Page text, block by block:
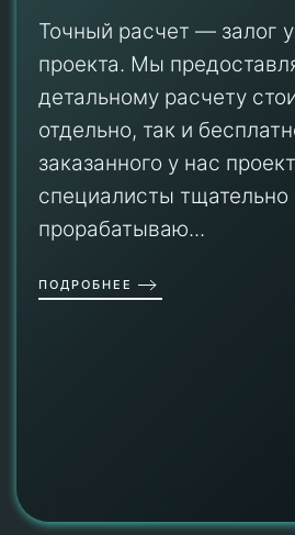
Точный расчет — залог
проекта. Мы
детальному расчету
отдельно, так и
заказанного у нас
специалисты тщательно
прорабатываю...
ПОДРОБНЕЕ